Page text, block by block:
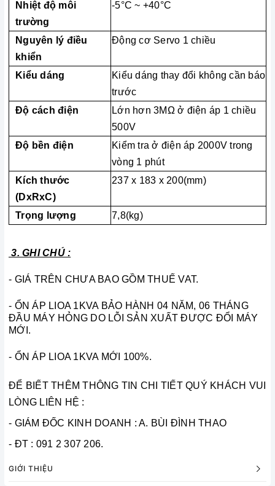
Nhiệt độ môi
trường
-5°C ~ +40°C
Nguyên lý điều
khiển
Động cơ Servo 1 chiều
Kiểu dáng
Kiểu dáng thay đổi không cần báo
trước
Độ cách điện
Lớn hơn 3MΩ ở điện áp 1 chiều
500V
Độ bền điện
Kiểm tra ở điện áp 2000V trong
vòng 1 phút
Kích thước
(DxRxC)
237 x 183 x 200(mm)
Trọng lượng 7,8(kg)
3. GHI CHÚ :
- GIÁ TRÊN CHƯA BAO GỒM THUẾ VAT.
- ỔN ÁP LIOA 1KVA BẢO HÀNH 04 NĂM, 06 THÁNG
ĐẦU MÁY HỎNG DO LỖI SẢN XUẤT ĐƯỢC ĐỔI MÁY
MỚI.
- ỔN ÁP LIOA 1KVAMỚI 100%.
ĐỂ BIẾT THÊM THÔNG TIN CHI TIẾT QUÝ KHÁCH VUI
LÒNG LIÊN HỆ :
- GIÁM ĐỐC KINH DOANH : A. BÙI ĐÌNH THAO
- ĐT : 091 2 307 206.
GIỚI THIỆU